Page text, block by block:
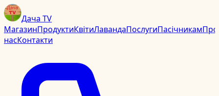
Дача TV
МагазинПродуктиКвітиЛавандаПослугиПасічникамПро
насКонтакти